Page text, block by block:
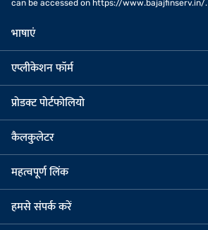
can be accessed on https://www.bajajfinserv.in/.
भाषाएं
एप्लीकेशन फॉर्म
प्रोडक्ट पोर्टफोलियो
कैलकुलेटर
महत्वपूर्ण लिंक
हमसे संपर्क करें